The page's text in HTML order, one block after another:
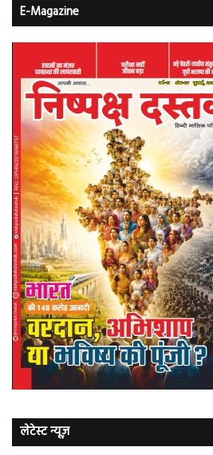
E-Magazine
लेटेस्ट न्यूज़